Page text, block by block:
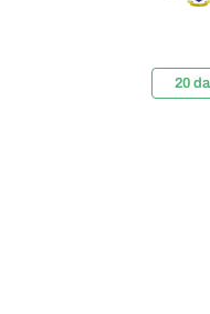
20